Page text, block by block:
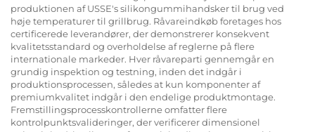
produktionen af USSE's silikongummihandsker til brug ved
høje temperaturer til grillbrug. Råvareindkøb foretages hos
certificerede leverandører, der demonstrerer konsekvent
kvalitetsstandard og overholdelse af reglerne på flere
internationale markeder. Hver råvareparti gennemgår en
grundig inspektion og testning, inden det indgår i
produktionsprocessen, således at kun komponenter af
premiumkvalitet indgår i den endelige produktmontage.
Fremstillingsprocesskontrollerne omfatter flere
kontrolpunktsvalideringer, der verificerer dimensionel